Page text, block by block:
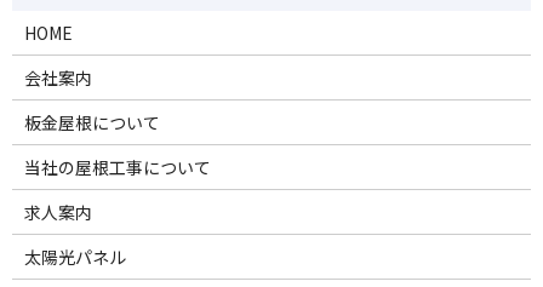
HOME
会社案内
板金屋根について
当社の屋根工事について
求人案内
太陽光パネル